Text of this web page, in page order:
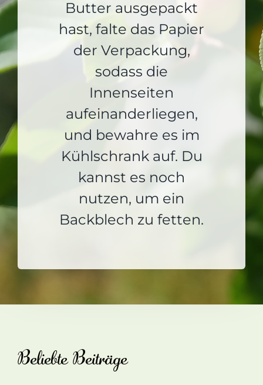
Butter ausgepackt
hast, falte das Papier
der Verpackung,
sodass die
Innenseiten
aufeinanderliegen,
und bewahre es im
Kühlschrank auf. Du
kannst es noch
nutzen, um ein
Backblech zu fetten.
Beliebte Beiträge